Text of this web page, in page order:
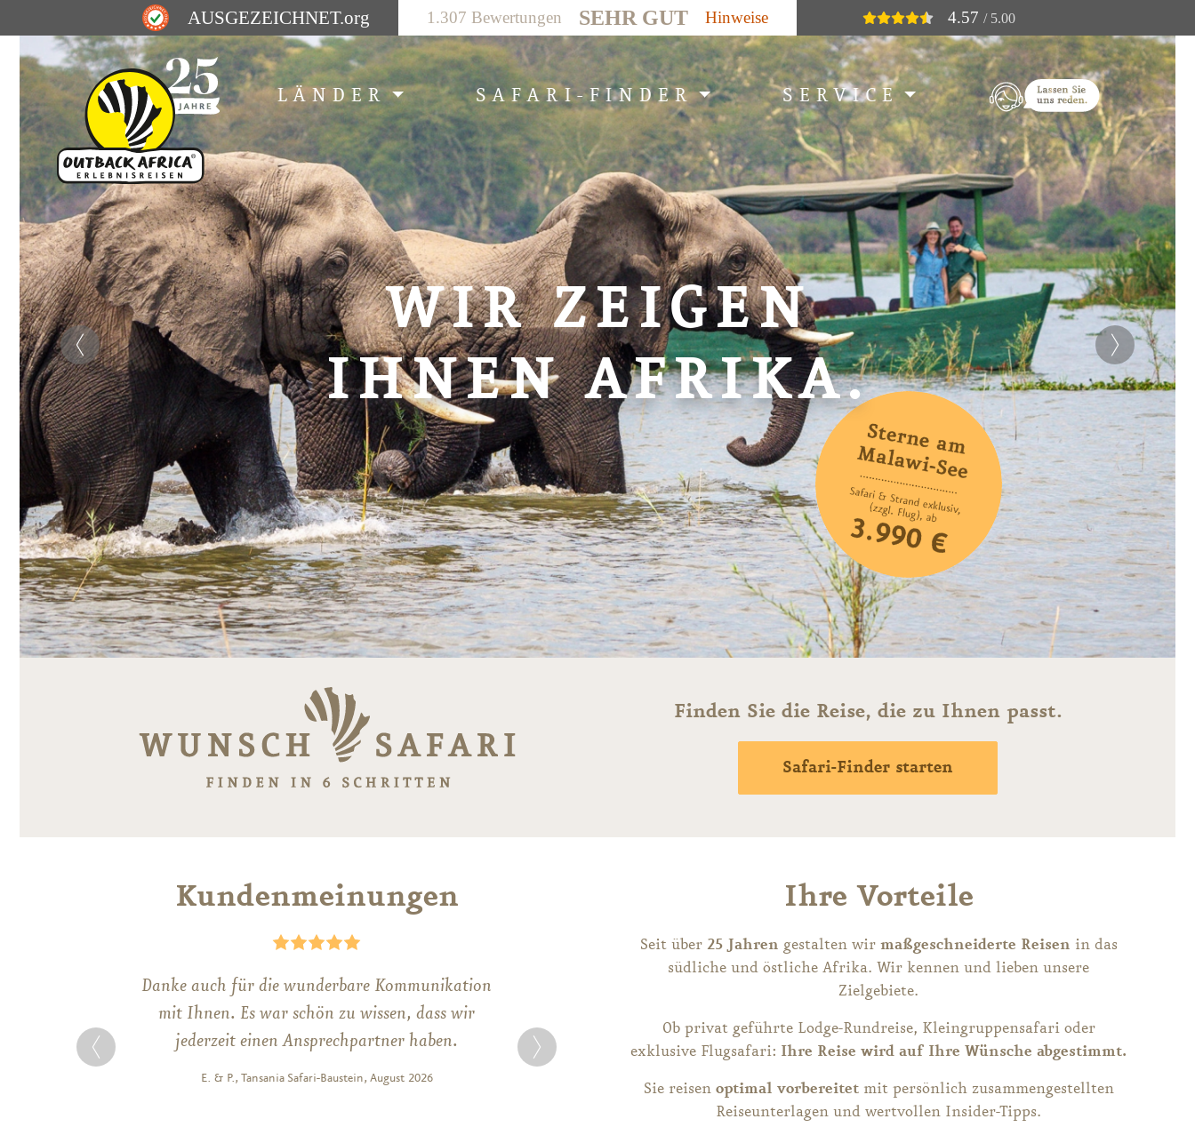
AUSGEZEICHNET.org 1.307 Bewertungen SEHR GUT Hinweise 4.57/ 5.00
LÄNDER SAFARI-FINDER SERVICE
WIR ZEIGEN
IHNEN AFRIKA.
Finden Sie die Reise, die zu Ihnen passt.
Safari-Finder starten
Kundenmeinungen
Danke auch für die wunderbare Kommunikation
mit Ihnen. Es war schön zu wissen, dass wir
jederzeit einen Ansprechpartner haben.
E. & P., Tansania Safari-Baustein, August 2026
Ihre Vorteile
Seit über 25 Jahren gestalten wir maßgeschneiderte Reisen in das
südliche und östliche Afrika. Wir kennen und lieben unsere
Zielgebiete.
Ob privat geführte Lodge-Rundreise, Kleingruppensafari oder
exklusive Flugsafari: Ihre Reise wird auf Ihre Wünsche abgestimmt.
Sie reisen optimal vorbereitetmit persönlich zusammengestellten
Reiseunterlagen und wertvollen Insider-Tipps.